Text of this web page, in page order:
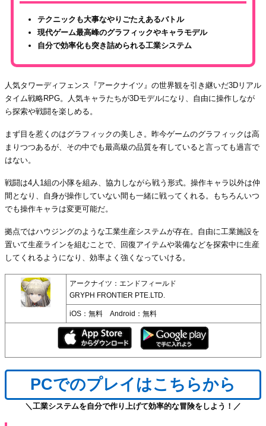
テクニックも大事なやりごたえあるバトル
現代ゲーム最高峰のグラフィックやキャラモデル
自分で効率化も突き詰められる工業システム
人気タワーディフェンス『アークナイツ』の世界観を引き継いだ3Dリアル
タイム戦略RPG。人気キャラたちが3Dモデルになり、自由に操作しなが
ら探索や戦闘を楽しめる。
まず目を惹くのはグラフィックの美しさ。昨今ゲームのグラフィックは高
まりつつあるが、その中でも最高級の品質を有していると言っても過言で
はない。
戦闘は4人1組の小隊を組み、協力しながら戦う形式。操作キャラ以外は仲
間となり、自身が操作していない間も一緒に戦ってくれる。もちろんいつ
でも操作キャラは変更可能だ。
拠点ではハウジングのような工業生産システムが存在。自由に工業施設を
置いて生産ラインを組むことで、回復アイテムや装備などを探索中に生産
してくれるようになり、効率よく強くなっていける。
アークナイツ：エンドフィールド
GRYPH FRONTIER PTE.LTD.
iOS：無料 Android：無料
PCでのプレイはこちらから
＼工業システムを自分で作り上げて効率的な冒険をしよう！／